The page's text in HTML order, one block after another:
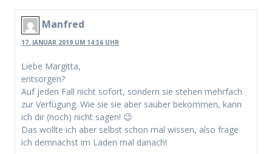
Manfred
17. JANUAR 2019 UM 14:36 UHR
Liebe Margitta,
entsorgen?
Auf jeden Fall nicht sofort, sondern sie stehen mehrfach
zur Verfügung. Wie sie sie aber sauber bekommen, kann
ich dir (noch) nicht sagen! 😉
Das wollte ich aber selbst schon mal wissen, also frage
ich demnächst im Laden mal danach!